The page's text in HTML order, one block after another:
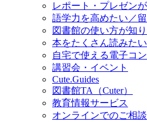
レポート・プレゼン
語学力を高めたい／
図書館の使い方が知
本をたくさん読みたい
自宅で使える電子コ
講習会・イベント
Cute.Guides
図書館TA（Cuter）
教育情報サービス
オンラインでのご相談